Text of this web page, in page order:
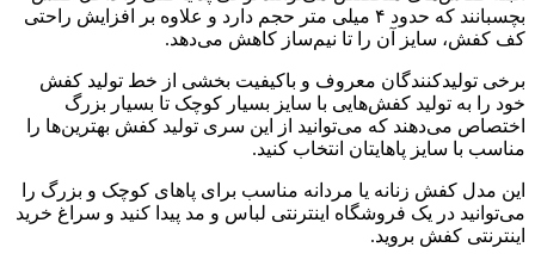
بچسبانند که حدود ۴ میلی متر حجم دارد و علاوه بر افزایش راحتی
کف کفش، سایز آن را تا نیم‌ساز کاهش می‌دهد.
برخی تولیدکنندگان معروف و باکیفیت بخشی از خط تولید کفش
خود را به تولید کفش‌هایی با سایز بسیار کوچک تا بسیار بزرگ
اختصاص می‌دهند که می‌توانید از این سری تولید کفش بهترین‌ها را
مناسب با سایز پاهایتان انتخاب کنید.
این مدل کفش‌ زنانه یا مردانه مناسب برای پاهای کوچک و بزرگ را
می‌توانید در یک فروشگاه اینترنتی لباس و مد پیدا کنید و سراغ خرید
اینترنتی کفش بروید.